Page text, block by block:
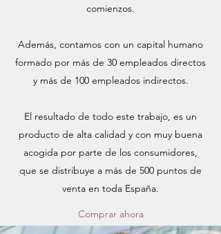
comienzos.
Además, contamos con un capital humano
formado por más de 30 empleados directos
y más de 100 empleados indirectos.
El resultado de todo este trabajo, es un
producto de alta calidad y con muy buena
acogida por parte de los consumidores,
que se distribuye a más de 500 puntos de
venta en toda España.
Comprar ahora